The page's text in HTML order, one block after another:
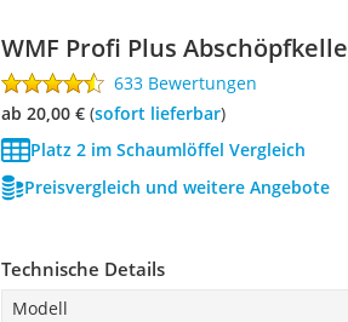
WMF Profi Plus Abschöpfkelle
633 Bewertungen
ab 20,00 €( Sofort lieferbar)
Platz 2 im Schaumlöffel Vergleich
Preisvergleich und weitere Angebote
Technische Details
Modell